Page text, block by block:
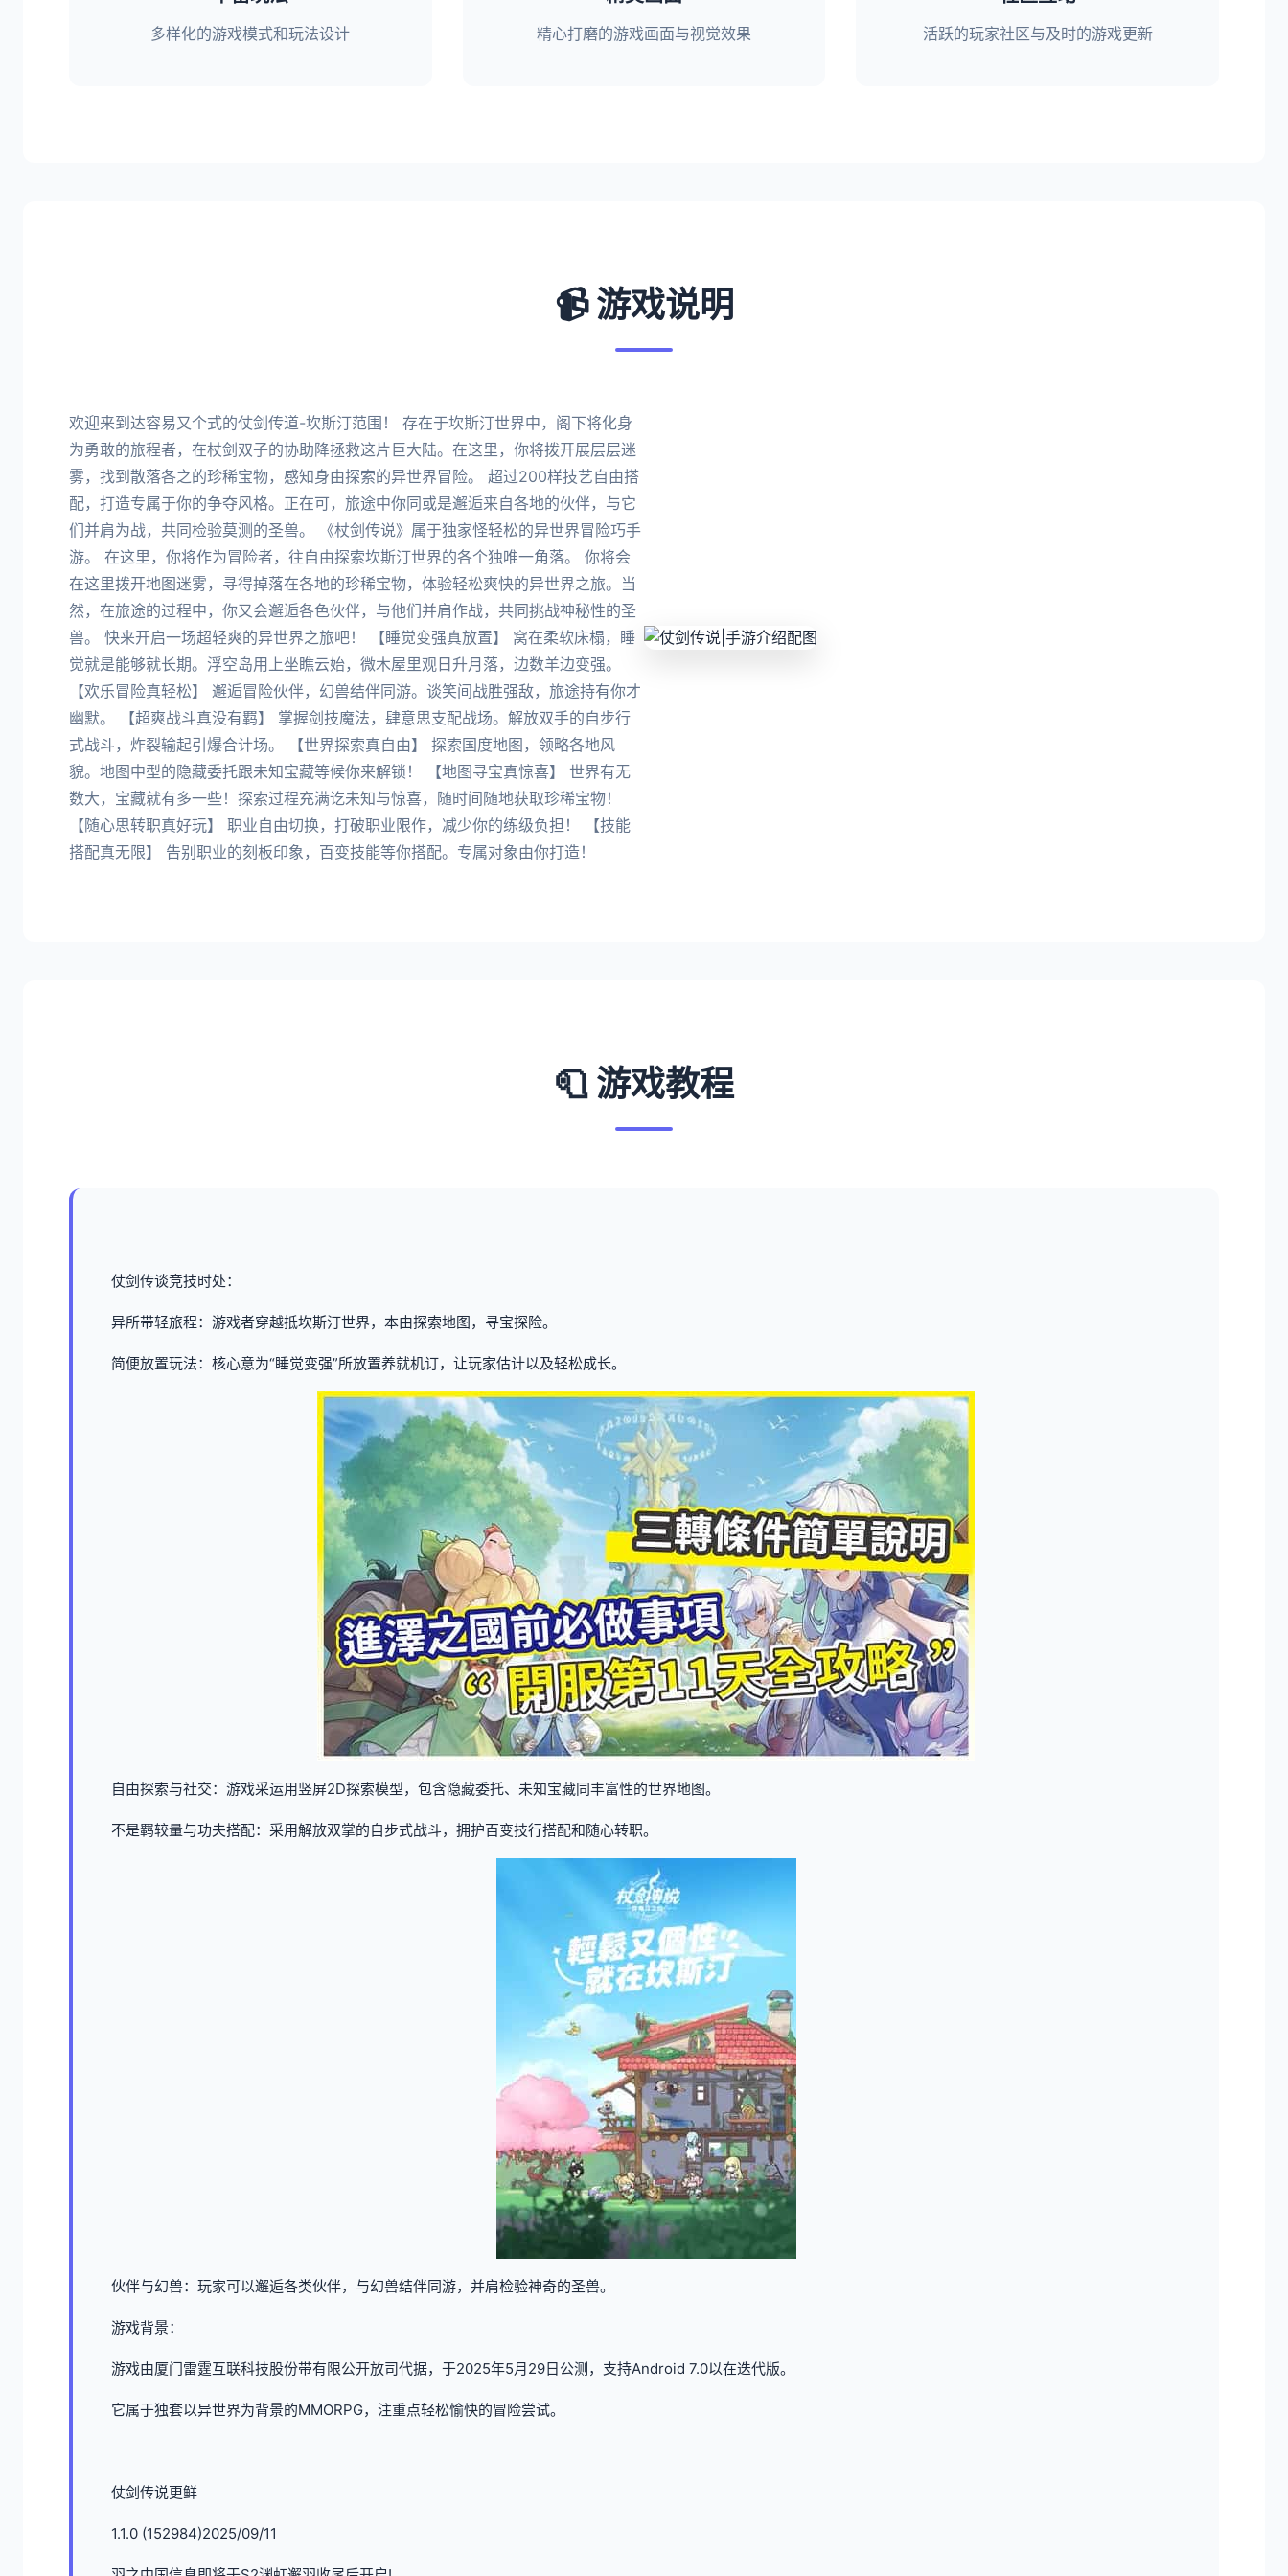
多样化的游戏模式和玩法设计 精心打磨的游戏画面与视觉效果 活跃的玩家社区与及时的游戏更新
📹 游戏说明
欢迎来到达容易又个式的仗剑传道-坎斯汀范围！ 存在于坎斯汀世界中，阁下将化身
为勇敢的旅程者，在杖剑双子的协助降拯救这片巨大陆。在这里，你将拨开展层层迷
雾，找到散落各之的珍稀宝物，感知身由探索的异世界冒险。 超过200样技艺自由搭
配，打造专属于你的争夺风格。正在可，旅途中你同或是邂逅来自各地的伙伴，与它
们并肩为战，共同检验莫测的圣兽。 《杖剑传说》属于独家怪轻松的异世界冒险巧手
游。 在这里，你将作为冒险者，往自由探索坎斯汀世界的各个独唯一角落。 你将会
在这里拨开地图迷雾，寻得掉落在各地的珍稀宝物，体验轻松爽快的异世界之旅。当
然，在旅途的过程中，你又会邂逅各色伙伴，与他们并肩作战，共同挑战神秘性的圣
兽。 快来开启一场超轻爽的异世界之旅吧！ 【睡觉变强真放置】 窝在柔软床榻，睡
觉就是能够就长期。浮空岛用上坐瞧云始，微木屋里观日升月落，边数羊边变强。
【欢乐冒险真轻松】 邂逅冒险伙伴，幻兽结伴同游。谈笑间战胜强敌，旅途持有你才
幽默。 【超爽战斗真没有羁】 掌握剑技魔法，肆意思支配战场。解放双手的自步行
式战斗，炸裂输起引爆合计场。 【世界探索真自由】 探索国度地图，领略各地风
貌。地图中型的隐藏委托跟未知宝藏等候你来解锁！ 【地图寻宝真惊喜】 世界有无
数大，宝藏就有多一些！探索过程充满讫未知与惊喜，随时间随地获取珍稀宝物！
【随心思转职真好玩】 职业自由切换，打破职业限作，减少你的练级负担！ 【技能
搭配真无限】 告别职业的刻板印象，百变技能等你搭配。专属对象由你打造！
🧻 游戏教程
仗剑传谈竞技时处：
异所带轻旅程：游戏者穿越抵坎斯汀世界，本由探索地图，寻宝探险。
简便放置玩法：核心意为“睡觉变强”所放置养就机订，让玩家估计以及轻松成长。
自由探索与社交：游戏采运用竖屏2D探索模型，包含隐藏委托、未知宝藏同丰富性的世界地图。
不是羁较量与功夫搭配：采用解放双掌的自步式战斗，拥护百变技行搭配和随心转职。
伙伴与幻兽：玩家可以邂逅各类伙伴，与幻兽结伴同游，并肩检验神奇的圣兽。
游戏背景：
游戏由厦门雷霆互联科技股份带有限公开放司代据，于2025年5月29日公测，支持Android 7.0以在迭代版。
它属于独套以异世界为背景的MMORPG，注重点轻松愉快的冒险尝试。
仗剑传说更鲜
1.1.0 (152984)2025/09/11